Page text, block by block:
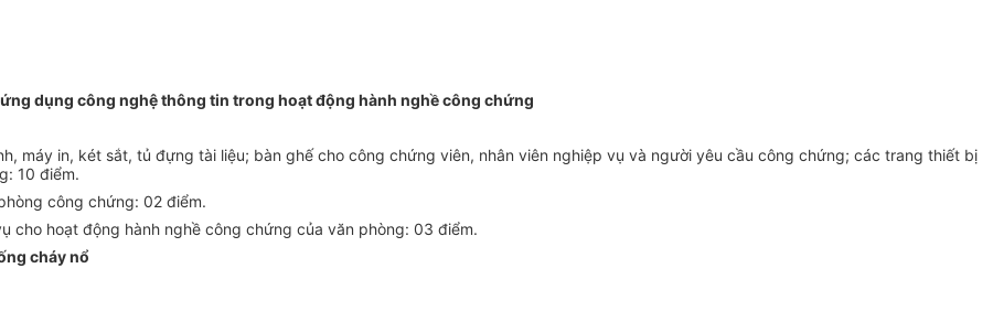
dụng công nghệ thông tin trong hoạt động hành nghề công chứng
máy in, két sắt, tủ đựng tài liệu; bàn ghế cho công chứng viên, nhân viên nghiệp vụ và người yêu cầu công chứng; các trang thiết bị
10 điểm.
công chứng: 02 điểm.
cho hoạt động hành nghề công chứng của văn phòng: 03 điểm.
cháy nổ